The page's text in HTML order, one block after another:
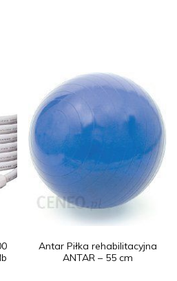
Antar Piłka rehabilitacyjna
ANTAR – 55 cm